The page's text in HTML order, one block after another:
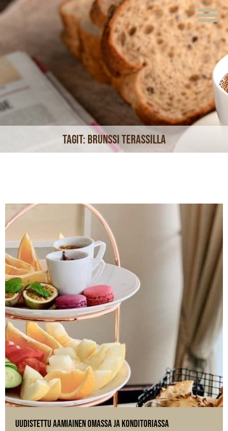
ETUSIVU
VERKKOKAUPPA
KAHVILAT
LOUNAS
MEISTÄ
TUOTTEET
HOTELLI
Tagit: brunssi terassilla
Uudistettu Aamiainen Omassa ja Konditoriassa